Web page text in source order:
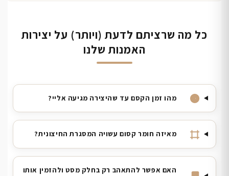
כל מה שרציתם לדעת (ויותר) על יצירות
האמנות שלנו
מהו זמן הקסם עד שהיצירה מגיעה אליי?
מאיזה חומר קסום עשויה המסגרת החיצונית?
האם אפשר להתאהב רק בחלק מסט ולהזמין אותו